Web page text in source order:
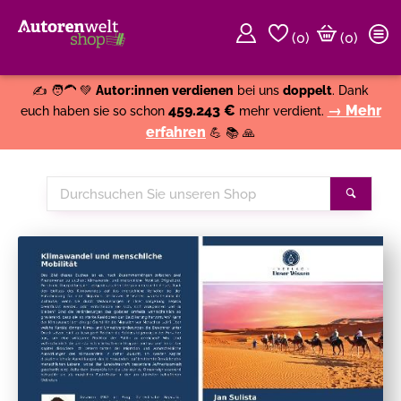
(0)
(0)
✍️ 🧑‍🦱 💚 Autor:innen verdienen bei uns doppelt. Dank
euch haben sie so schon 459.243 € mehr verdient. → Mehr
erfahren 💪 📚 🙏
Durchsuchen
Sie
Shop